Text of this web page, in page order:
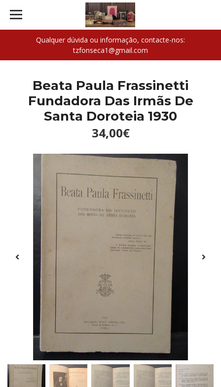
Qualquer dúvida ou informação, contacte-nos:
tzfonseca1@gmail.com
Beata Paula Frassinetti
Fundadora Das Irmãs De
Santa Doroteia 1930
34,00€